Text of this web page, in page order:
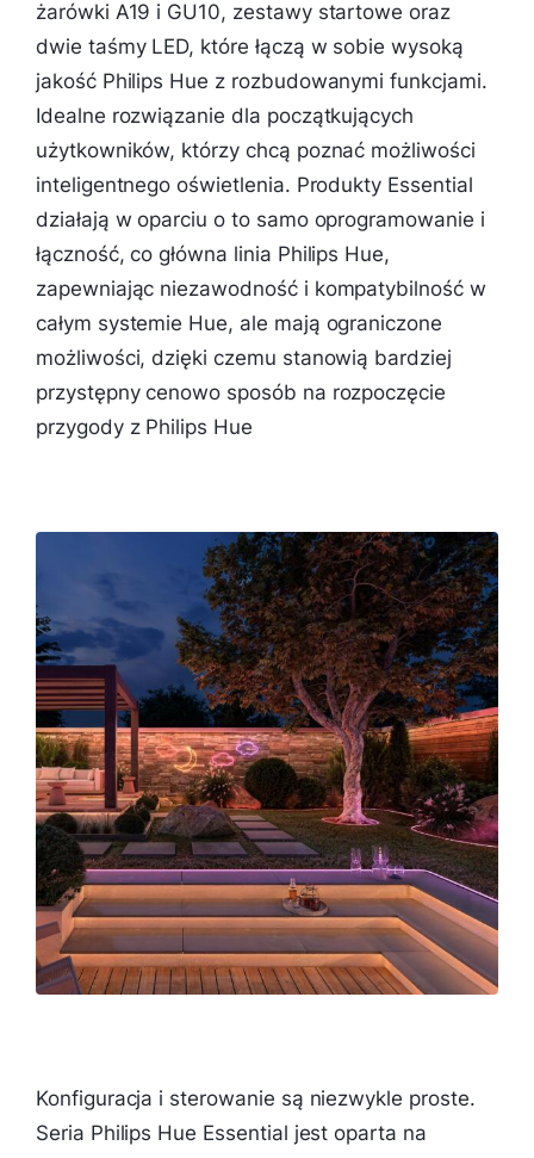
żarówki A19 i GU10, zestawy startowe oraz
dwie taśmy LED, które łączą w sobie wysoką
jakość Philips Hue z rozbudowanymi funkcjami.
Idealne rozwiązanie dla początkujących
użytkowników, którzy chcą poznać możliwości
inteligentnego oświetlenia. Produkty Essential
działają w oparciu o to samo oprogramowanie i
łączność, co główna linia Philips Hue,
zapewniając niezawodność i kompatybilność w
całym systemie Hue, ale mają ograniczone
możliwości, dzięki czemu stanowią bardziej
przystępny cenowo sposób na rozpoczęcie
przygody z Philips Hue
Konfiguracja i sterowanie są niezwykle proste.
Seria Philips Hue Essential jest oparta na